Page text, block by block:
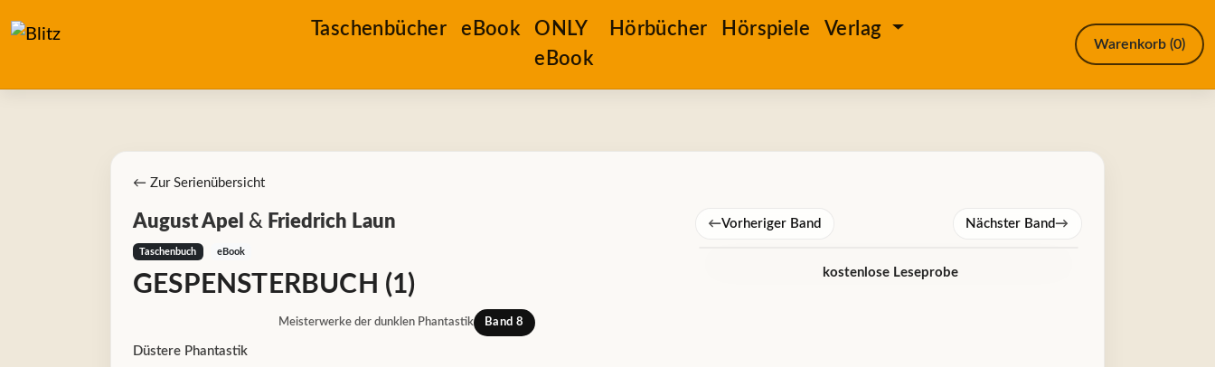
Taschenbücher eBook
ONLY
eBook
Hörbücher Hörspiele Verlag
Warenkorb (0)
← Zur Serienübersicht
←Vorheriger Band Nächster Band→
kostenlose Leseprobe
August Apel & Friedrich Laun
Taschenbuch eBook
GESPENSTERBUCH (1)
Meisterwerke der dunklen Phantastik Band 8
Düstere Phantastik